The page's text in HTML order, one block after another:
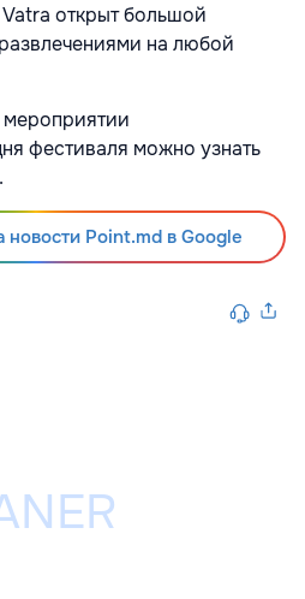
открыт большой
на любой
фестиваля можно узнать
.
Point.md в Google